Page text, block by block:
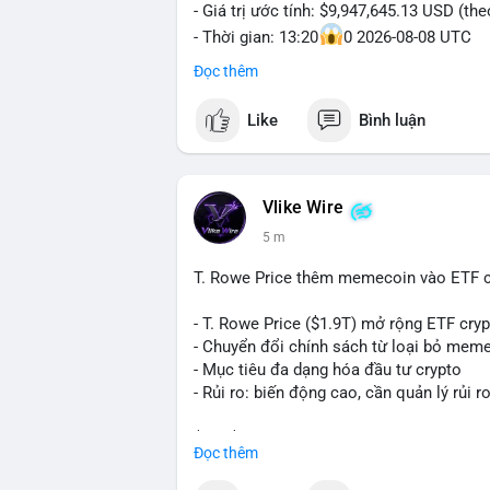
- Giá trị ước tính: $9,947,645.13 USD
- Thời gian: 13:20
0 2026-08-08 UTC
Nhận định phân tích hành vi của Cá voi:
153 BTC trị giá gần 10 triệu USD được
nhất. Khối lượng này không quá lớn để
chức hoặc nhà đầu tư lớn đang tái cơ
nhận là ví lạnh không kết nối internet,
lực bán ngắn hạn. Thời điểm cuối tuần,
$65,000 có thể mạnh hơn bình thường
Lời khuyên ngắn gọn cho nhà đầu tư
Theo dõi xác nhận của giao dịch này.
nhịp điều chỉnh ngắn hạn. Tuyệt đối
tiền lớn chưa xác định rõ đích đến cuối
#153btc #10triệuusd #chuyểnvílớn
Đọc thêm
Like Bình luận
Vlike Wire
5 m
T. Rowe Price thêm memecoin vào ETF
- T. Rowe Price ($1.9T) mở rộng ETF
- Chuyển đổi chính sách từ loại bỏ
- Mục tiêu đa dạng hóa đầu tư crypto
- Rủi ro: biến động cao, cần quản lý rủi ro
Đọc thêm